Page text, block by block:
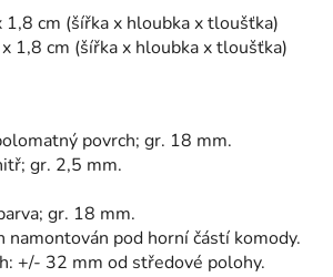
cm (šířka x hloubka x tloušťka)
1,8 cm (šířka x hloubka x tloušťka)
povrch; gr. 18 mm.
gr. 2,5 mm.
gr. 18 mm.
pod horní částí komody.
+/- 32 mm od středové polohy.